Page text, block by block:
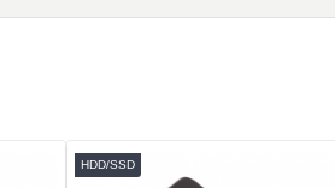
HDD/SSD